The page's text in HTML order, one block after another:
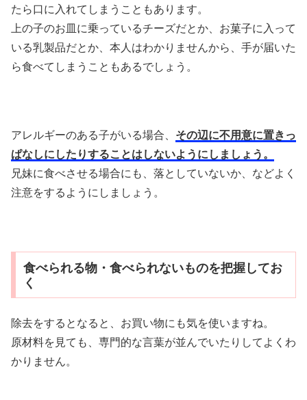
たら口に入れてしまうこともあります。
上の子のお皿に乗っているチーズだとか、お菓子に入って
いる乳製品だとか、本人はわかりませんから、手が届いた
ら食べてしまうこともあるでしょう。
アレルギーのある子がいる場合、 その辺に不用意に置きっ
ぱなしにしたりすることはしないようにしましょう。
兄妹に食べさせる場合にも、落としていないか、などよく
注意をするようにしましょう。
食べられる物・食べられないものを把握してお
く
除去をするとなると、お買い物にも気を使いますね。
原材料を見ても、専門的な言葉が並んでいたりしてよくわ
かりません。